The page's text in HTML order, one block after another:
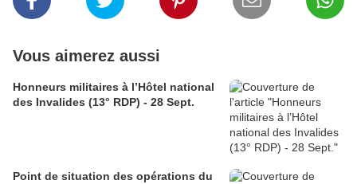
Vous aimerez aussi
Honneurs militaires à l’Hôtel national
des Invalides (13° RDP) - 28 Sept.
Point de situation des opérations du